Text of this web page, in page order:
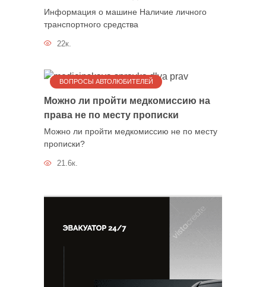
Информация о машине Наличие личного
транспортного средства
22к.
ВОПРОСЫ АВТОЛЮБИТЕЛЕЙ
Можно ли пройти медкомиссию на
права не по месту прописки
Можно ли пройти медкомиссию не по месту
прописки?
21.6к.